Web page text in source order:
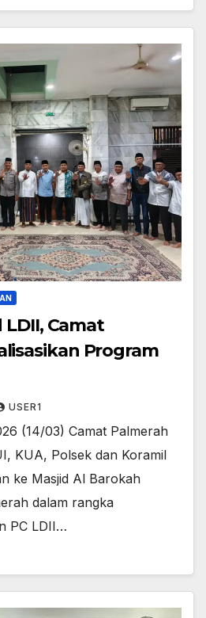
LDII, Camat
Program
USER1
(14/03) Camat Palmerah
KUA, Polsek dan Koramil
ke Masjid Al Barokah
dalam rangka
PC LDII…